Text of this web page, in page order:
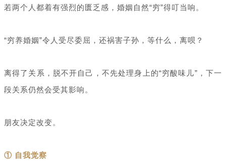
若两个人都着有强烈的匮乏感，婚姻自然“穷”得叮当响。
“穷养婚姻”令人受尽委屈，还祸害子孙，等什么，离呗？
离得了关系，脱不开自己，不先处理身上的“穷酸味儿”，下一
段关系仍然会受其影响。
朋友决定改变。
① 自我觉察